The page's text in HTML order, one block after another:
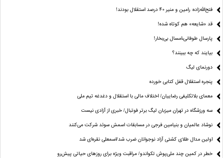
فتح‌الله‌زاده: رامین و منیر 40 درصد استقلال بودند!
قد «شایعه» هم کوتاه شده!
پارسال طوفانی،امسال بی‌بخار!
بیایند که چه ببینند؟
دورنمای لیگ
پنجره‌ استقلال قفل کتابی خورده
معمای بلاتکلیفی رضاییان/ اختلاف مالی با استقلال و دغدغه تیم ملی
سه ورزشگاه در تهران میزبان لیگ برتر فوتبال/ خبری از آزادی نیست
نوشاد عالمیان و بنیامین فرجی در مسابقات اسمش سوئد شرکت می‌کنند
اولین مدال طلای کشتی آزاد نوجوانان ضرب شد/اسمعلی نقره‌ای شد
خطر در کمین چند ملی‌پوش تکواندو/ مراقبت ویژه برای روزهای حیاتی پیش‌رو